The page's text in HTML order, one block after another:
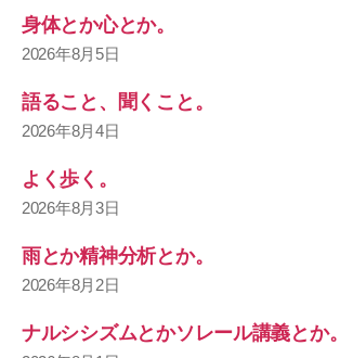
身体とか心とか。
2026年8月5日
語ること、聞くこと。
2026年8月4日
よく歩く。
2026年8月3日
雨とか精神分析とか。
2026年8月2日
ナルシシズムとかソレール講義とか。